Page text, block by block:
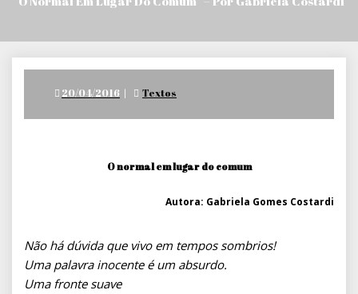
Posted
20/04/2016 Textos
O normal em lugar do comum
Autora: Gabriela Gomes Costardi
Não há dúvida que vivo em tempos sombrios!
Uma palavra inocente é um absurdo.
Uma fronte suave